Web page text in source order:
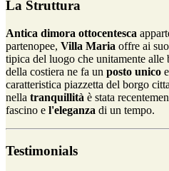
La Struttura
Antica dimora ottocentesca
partenopee, Villa Maria offre ai
tipica del luogo che unitamente alle
della costiera ne fa un posto unico
caratteristica piazzetta del borgo
nella tranquillità è stata
fascino e l'eleganza di un tempo.
Testimonials